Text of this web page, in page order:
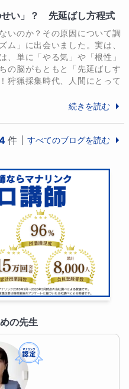
す。週末は書道教室も開
ンスとガールズヒップ
、ラーメンが好きで
学課程 日本言語文化専
中高校生の指導にあた
イターとして活動する
庭教師を手掛け、書道
ング講座の講師もして
せい」？ 先延ばし方程式
いのか？その原因について調
ム」に出会いました。実は、
、単に「やる気」や「根性」
の脳がもともと「先延ばしす
狩猟採集時代、人間にとって
続きを読む
件 すべてのブログを読む
の先生